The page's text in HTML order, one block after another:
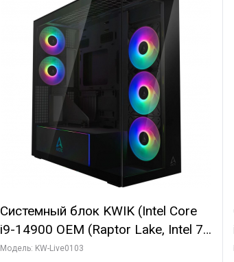
Системный блок KWIK (Intel Core
i9-14900 OEM (Raptor Lake, Intel 7,
C24 16EC/8PC// 64 ГБ ОЗУ (2
Модель: KW-Live0103